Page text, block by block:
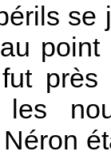
se
les